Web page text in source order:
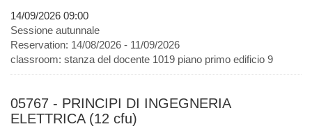
14/09/2026 09:00
Sessione autunnale
Reservation: 14/08/2026 - 11/09/2026
classroom: stanza del docente 1019 piano primo edificio 9
05767 - PRINCIPI DI INGEGNERIA
ELETTRICA (12 cfu)